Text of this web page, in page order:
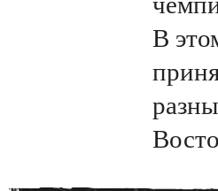
В